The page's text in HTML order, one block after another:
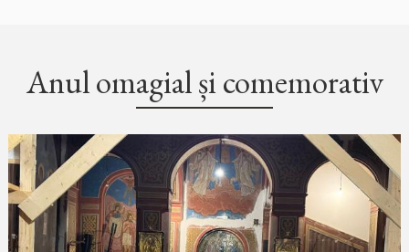
Anul omagial și comemorativ